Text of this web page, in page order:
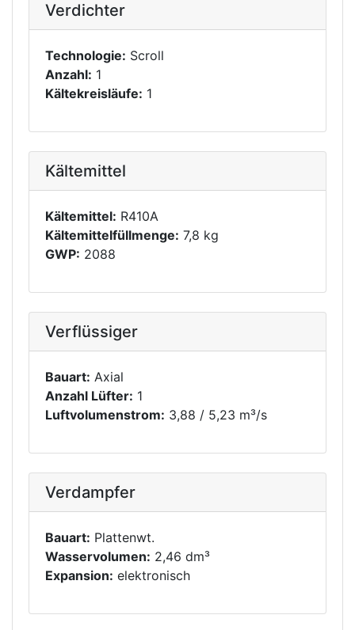
Verdichter
Technologie: Scroll
Anzahl: 1
Kältekreisläufe: 1
Kältemittel
Kältemittel: R410A
Kältemittelfüllmenge: 7,8 kg
GWP: 2088
Verflüssiger
Bauart: Axial
Anzahl Lüfter: 1
Luftvolumenstrom: 3,88 / 5,23 m³/s
Verdampfer
Bauart: Plattenwt.
Wasservolumen: 2,46 dm³
Expansion: elektronisch